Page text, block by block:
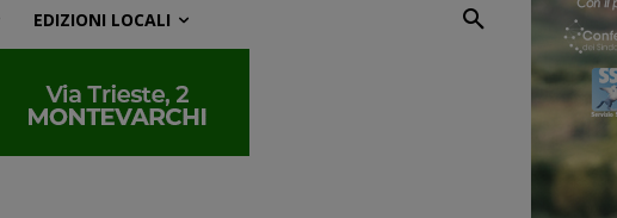
EDIZIONI LOCALI